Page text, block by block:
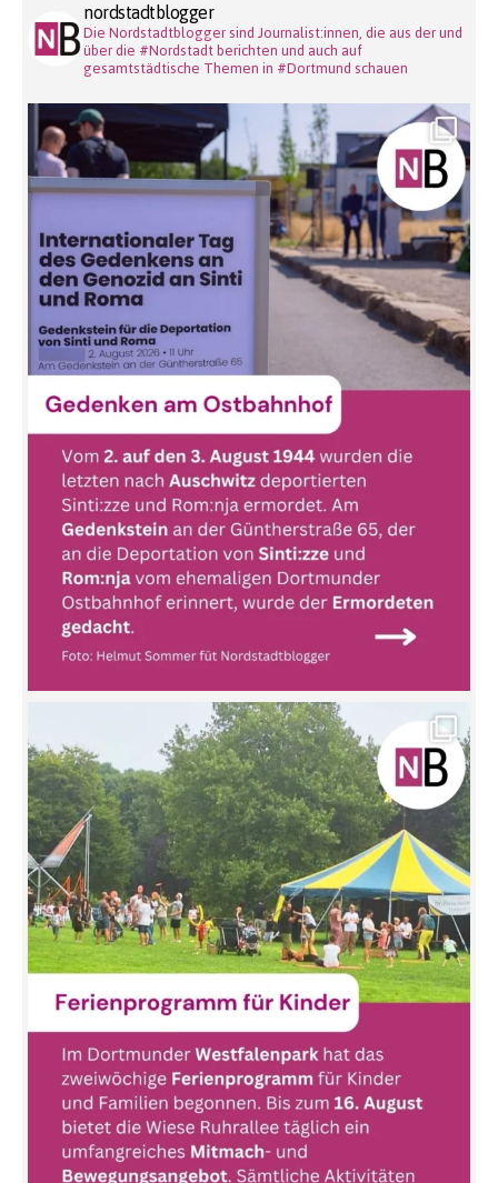
nordstadtblogger
Die Nordstadtblogger sind Journalist:innen, die aus der und
über die #Nordstadt berichten und auch auf
gesamtstädtische Themen in #Dortmund schauen